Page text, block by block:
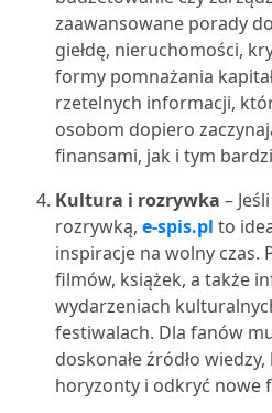
zaawansowane porady
giełdę, nieruchomości,
formy pomnażania
rzetelnych informacji,
osobom dopiero
finansami, jak i tym
Kultura i rozrywka –
rozrywką, e-spis.pl to
inspiracje na wolny czas.
filmów, książek, a także
wydarzeniach
festiwalach. Dla fanów
doskonałe źródło
horyzonty i odkryć nowe